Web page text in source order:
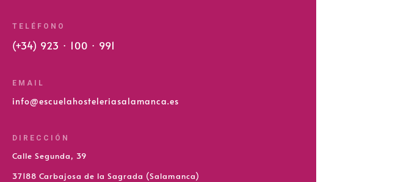
TELÉFONO
(+34) 923 · 100 · 991
EMAIL
info@escuelahosteleriasalamanca.es
DIRECCIÓN
Calle Segunda, 39
37188 Carbajosa de la Sagrada (Salamanca)